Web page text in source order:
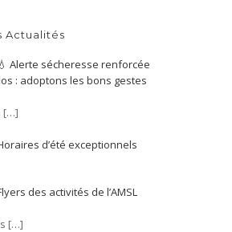
Actualités
💧 Alerte sécheresse renforcée
: adoptons les bons gestes
[…]
d’été exceptionnels
des activités de l’AMSL
[…]